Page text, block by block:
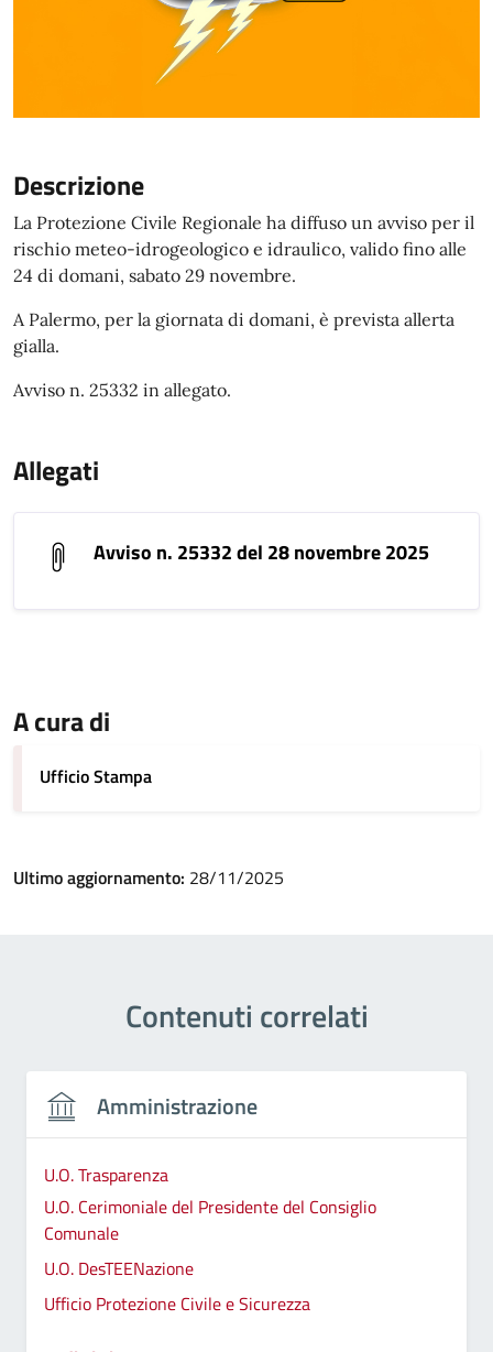
Descrizione
La Protezione Civile Regionale ha diffuso un avviso per il
rischio meteo-idrogeologico e idraulico, valido fino alle
24 di domani, sabato 29 novembre.
A Palermo, per la giornata di domani, è prevista allerta
gialla.
Avviso n. 25332 in allegato.
Allegati
Avviso n. 25332 del 28 novembre 2025
A cura di
Ufficio Stampa
Ultimo aggiornamento: 28/11/2025
Contenuti correlati
Amministrazione
U.O. Trasparenza
U.O. Cerimoniale del Presidente del Consiglio
Comunale
U.O. DesTEENazione
Ufficio Protezione Civile e Sicurezza